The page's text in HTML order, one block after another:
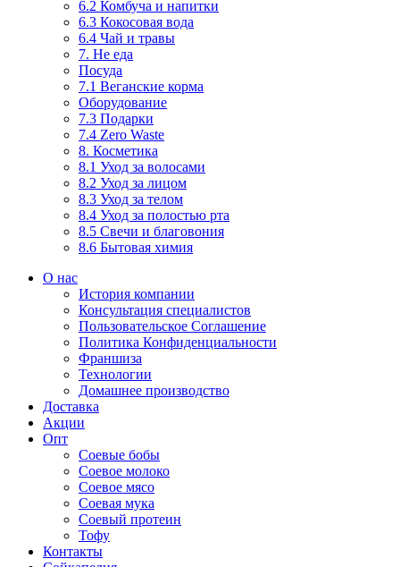
6.2 Комбуча и напитки
6.3 Кокосовая вода
6.4 Чай и травы
7. Не еда
Посуда
7.1 Веганские корма
Оборудование
7.3 Подарки
7.4 Zero Waste
8. Косметика
8.1 Уход за волосами
8.2 Уход за лицом
8.3 Уход за телом
8.4 Уход за полостью рта
8.5 Свечи и благовония
8.6 Бытовая химия
О нас
История компании
Консультация специалистов
Пользовательское Соглашение
Политика Конфиденциальности
Франшиза
Технологии
Домашнее производство
Доставка
Акции
Опт
Соевые бобы
Соевое молоко
Соевое мясо
Соевая мука
Соевый протеин
Тофу
Контакты